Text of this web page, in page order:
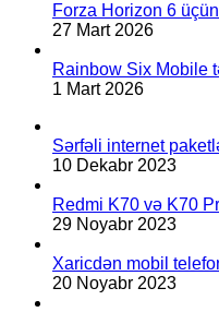
Forza Horizon 6
27 Mart 2026
Rainbow Six Mobile
1 Mart 2026
Sərfəli internet
10 Dekabr 2023
Redmi K70 və K70
29 Noyabr 2023
Xaricdən mobil
20 Noyabr 2023